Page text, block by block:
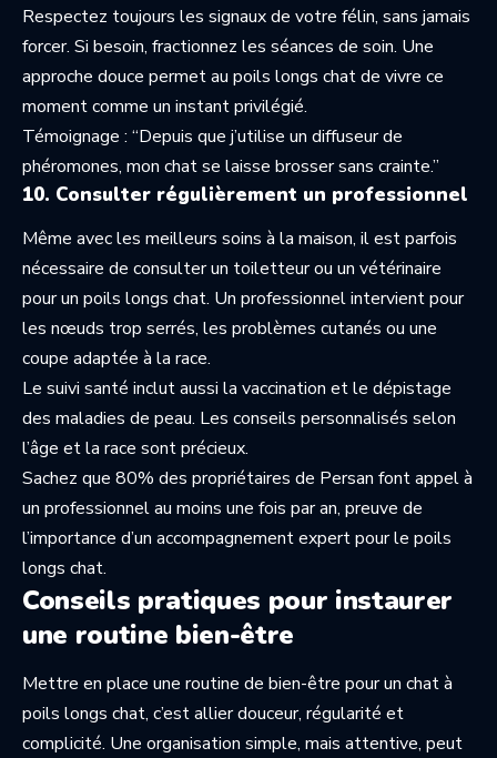
Respectez toujours les signaux de votre félin, sans jamais
forcer. Si besoin, fractionnez les séances de soin. Une
approche douce permet au poils longs chat de vivre ce
moment comme un instant privilégié.
Témoignage : “Depuis que j’utilise un diffuseur de
phéromones, mon chat se laisse brosser sans crainte.”
10. Consulter régulièrement un professionnel
Même avec les meilleurs soins à la maison, il est parfois
nécessaire de consulter un toiletteur ou un vétérinaire
pour un poils longs chat. Un professionnel intervient pour
les nœuds trop serrés, les problèmes cutanés ou une
coupe adaptée à la race.
Le suivi santé inclut aussi la vaccination et le dépistage
des maladies de peau. Les conseils personnalisés selon
l’âge et la race sont précieux.
Sachez que 80% des propriétaires de Persan font appel à
un professionnel au moins une fois par an, preuve de
l’importance d’un accompagnement expert pour le poils
longs chat.
Conseils pratiques pour instaurer
une routine bien-être
Mettre en place une routine de bien-être pour un chat à
poils longs chat, c’est allier douceur, régularité et
complicité. Une organisation simple, mais attentive, peut